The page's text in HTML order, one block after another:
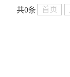
共0条 首页